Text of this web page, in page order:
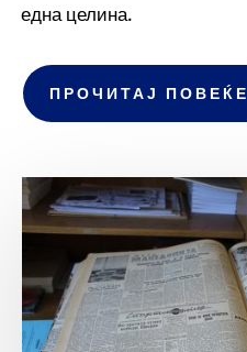
една целина.
ПРОЧИТАЈ ПОВЕЌЕ